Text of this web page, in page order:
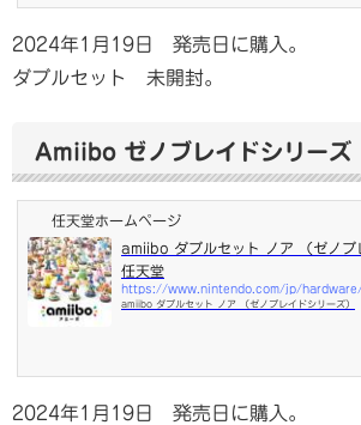
2024年1月19日 発売日に購入。
ダブルセット 未開封。
Amiibo ゼノブレイドシリーズ
任天堂ホームページ
amiibo ダブルセット ノア （ゼノブ
任天堂
amiibo ダブルセット ノア （ゼノブレイドシリーズ）
2024年1月19日 発売日に購入。